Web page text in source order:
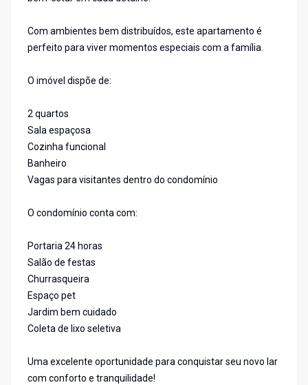
Com ambientes bem distribuídos, este apartamento é
perfeito para viver momentos especiais com a família.
O imóvel dispõe de:
2 quartos
Sala espaçosa
Cozinha funcional
Banheiro
Vagas para visitantes dentro do condomínio
O condomínio conta com:
Portaria 24 horas
Salão de festas
Churrasqueira
Espaço pet
Jardim bem cuidado
Coleta de lixo seletiva
Uma excelente oportunidade para conquistar seu novo lar
com conforto e tranquilidade!